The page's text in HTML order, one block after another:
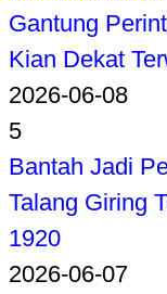
Gantung
Kian Dekat
2026-06-08
5
Bantah Jadi
Talang Giring
1920
2026-06-07